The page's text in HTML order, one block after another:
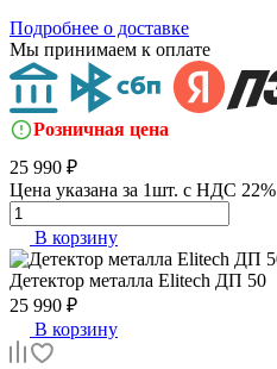
Подробнее о доставке
Мы принимаем к оплате
Розничная цена
25 990 ₽
Цена указана за 1шт. с НДС 22%
В корзину
Детектор металла Elitech ДП 50
25 990 ₽
В корзину